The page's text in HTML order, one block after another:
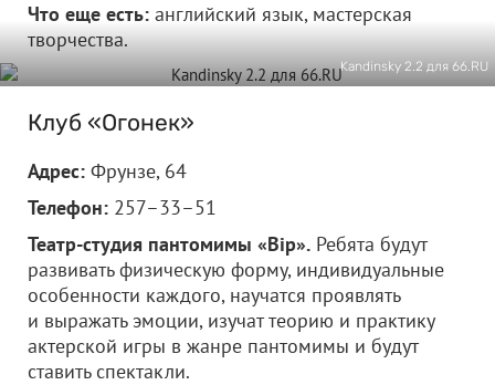
Что еще есть: английский язык, мастерская
творчества.
Kandinsky 2.2 для 66.RU
Клуб «Огонек»
Адрес: Фрунзе, 64
Телефон: 257–33–51
Театр-студия пантомимы «Bip». Ребята будут
развивать физическую форму, индивидуальные
особенности каждого, научатся проявлять
и выражать эмоции, изучат теорию и практику
актерской игры в жанре пантомимы и будут
ставить спектакли.